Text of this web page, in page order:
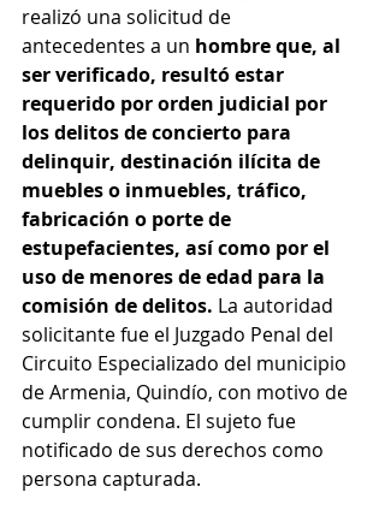
realizó una solicitud de
antecedentes a un hombre que, al
ser verificado, resultó estar
requerido por orden judicial por
los delitos de concierto para
delinquir, destinación ilícita de
muebles o inmuebles, tráfico,
fabricación o porte de
estupefacientes, así como por el
uso de menores de edad para la
comisión de delitos. La autoridad
solicitante fue el Juzgado Penal del
Circuito Especializado del municipio
de Armenia, Quindío, con motivo de
cumplir condena. El sujeto fue
notificado de sus derechos como
persona capturada.